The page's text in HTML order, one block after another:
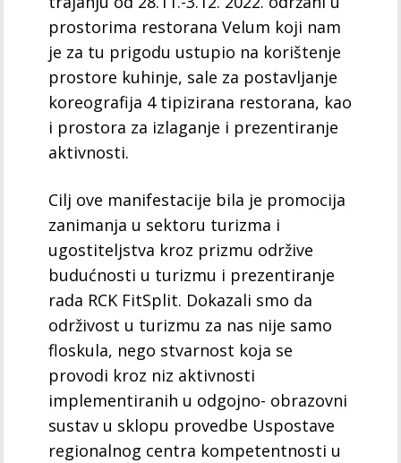
prostorima restorana Velum koji nam
je za tu prigodu ustupio na korištenje
prostore kuhinje, sale za postavljanje
koreografija 4 tipizirana restorana, kao
i prostora za izlaganje i prezentiranje
aktivnosti.
Cilj ove manifestacije bila je promocija
zanimanja u sektoru turizma i
ugostiteljstva kroz prizmu održive
budućnosti u turizmu i prezentiranje
rada RCK FitSplit. Dokazali smo da
održivost u turizmu za nas nije samo
floskula, nego stvarnost koja se
provodi kroz niz aktivnosti
implementiranih u odgojno- obrazovni
sustav u sklopu provedbe Uspostave
regionalnog centra kompetentnosti u